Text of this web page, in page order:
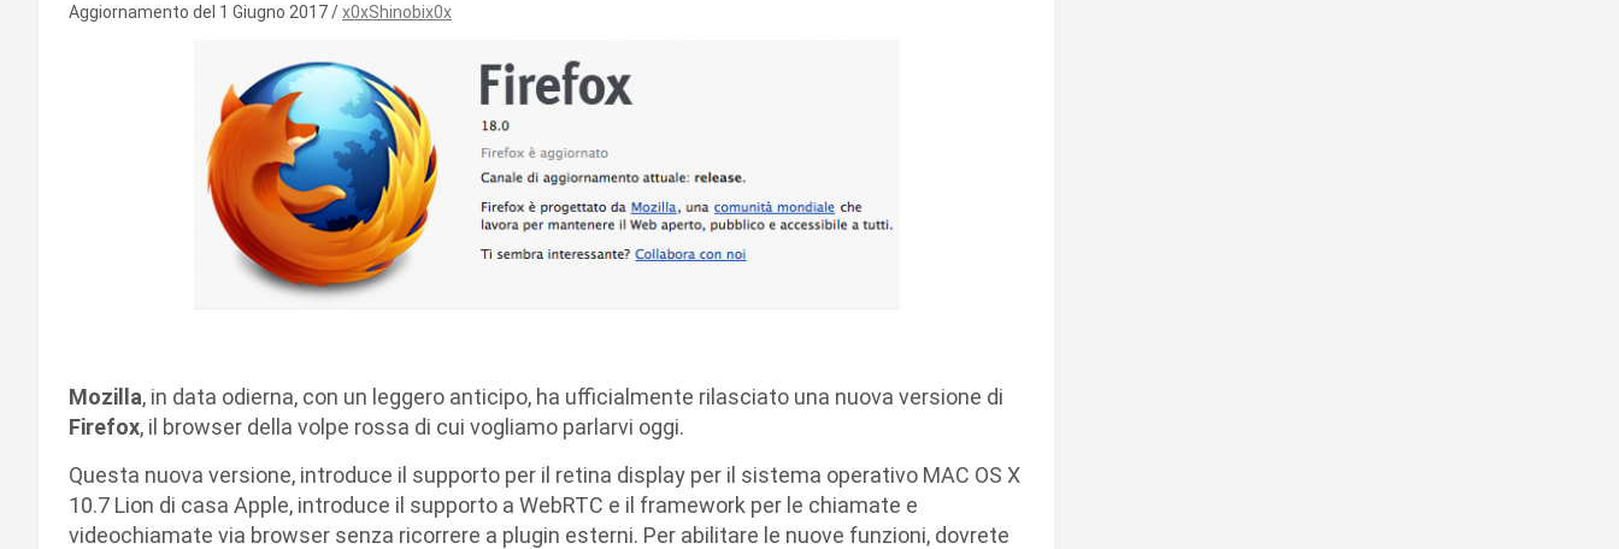
Aggiornamento del 1 Giugno 2017 x0xShinobix0x
Mozilla, in data odierna, con un leggero anticipo, ha ufficialmente rilasciato una nuova versione di
Firefox, il browser della volpe rossa di cui vogliamo parlarvi oggi.
Questa nuova versione, introduce il supporto per il retina display per il sistema operativo MAC OS X
10.7 Lion di casa Apple, introduce il supporto a WebRTC e il framework per le chiamate e
videochiamate via browser senza ricorrere a plugin esterni. Per abilitare le nuove funzioni, dovrete